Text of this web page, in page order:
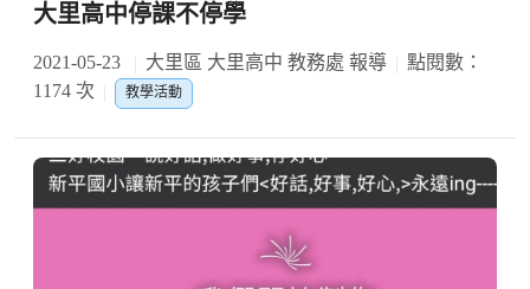
大里高中停課不停學
2021-05-23 大里區 大里高中 教務處 報導
點閱數：
1174 次
教學活動